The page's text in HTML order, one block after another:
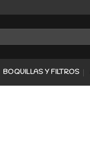
BOQUILLAS Y FILTROS